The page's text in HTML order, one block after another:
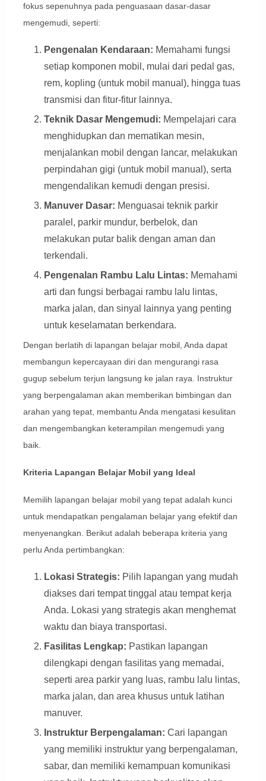
fokus sepenuhnya pada penguasaan dasar-dasar
mengemudi, seperti:
Pengenalan Kendaraan: Memahami fungsi
setiap komponen mobil, mulai dari pedal gas,
rem, kopling (untuk mobil manual), hingga tuas
transmisi dan fitur-fitur lainnya.
Teknik Dasar Mengemudi: Mempelajari cara
menghidupkan dan mematikan mesin,
menjalankan mobil dengan lancar, melakukan
perpindahan gigi (untuk mobil manual), serta
mengendalikan kemudi dengan presisi.
Manuver Dasar: Menguasai teknik parkir
paralel, parkir mundur, berbelok, dan
melakukan putar balik dengan aman dan
terkendali.
Pengenalan Rambu Lalu Lintas: Memahami
arti dan fungsi berbagai rambu lalu lintas,
marka jalan, dan sinyal lainnya yang penting
untuk keselamatan berkendara.
Dengan berlatih di lapangan belajar mobil, Anda dapat
membangun kepercayaan diri dan mengurangi rasa
gugup sebelum terjun langsung ke jalan raya. Instruktur
yang berpengalaman akan memberikan bimbingan dan
arahan yang tepat, membantu Anda mengatasi kesulitan
dan mengembangkan keterampilan mengemudi yang
baik.
Kriteria Lapangan Belajar Mobil yang Ideal
Memilih lapangan belajar mobil yang tepat adalah kunci
untuk mendapatkan pengalaman belajar yang efektif dan
menyenangkan. Berikut adalah beberapa kriteria yang
perlu Anda pertimbangkan:
Lokasi Strategis: Pilih lapangan yang mudah
diakses dari tempat tinggal atau tempat kerja
Anda. Lokasi yang strategis akan menghemat
waktu dan biaya transportasi.
Fasilitas Lengkap: Pastikan lapangan
dilengkapi dengan fasilitas yang memadai,
seperti area parkir yang luas, rambu lalu lintas,
marka jalan, dan area khusus untuk latihan
manuver.
Instruktur Berpengalaman: Cari lapangan
yang memiliki instruktur yang berpengalaman,
sabar, dan memiliki kemampuan komunikasi